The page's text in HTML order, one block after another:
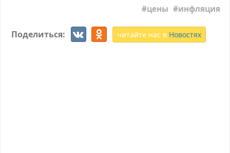
цены инфляция
Поделиться: читайте нас в Новостях